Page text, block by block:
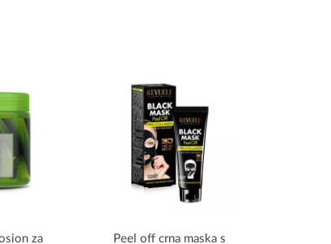
za
Peel off crna maska s